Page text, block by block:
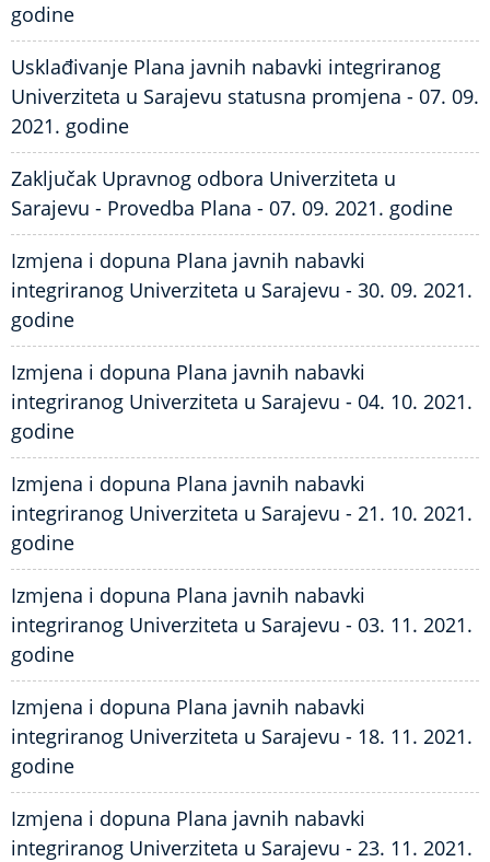
godine
Usklađivanje Plana javnih nabavki integriranog
Univerziteta u Sarajevu statusna promjena - 07. 09.
2021. godine
Zaključak Upravnog odbora Univerziteta u
Sarajevu - Provedba Plana - 07. 09. 2021. godine
Izmjena i dopuna Plana javnih nabavki
integriranog Univerziteta u Sarajevu - 30. 09. 2021.
godine
Izmjena i dopuna Plana javnih nabavki
integriranog Univerziteta u Sarajevu - 04. 10. 2021.
godine
Izmjena i dopuna Plana javnih nabavki
integriranog Univerziteta u Sarajevu - 21. 10. 2021.
godine
Izmjena i dopuna Plana javnih nabavki
integriranog Univerziteta u Sarajevu - 03. 11. 2021.
godine
Izmjena i dopuna Plana javnih nabavki
integriranog Univerziteta u Sarajevu - 18. 11. 2021.
godine
Izmjena i dopuna Plana javnih nabavki
integriranog Univerziteta u Sarajevu - 23. 11. 2021.